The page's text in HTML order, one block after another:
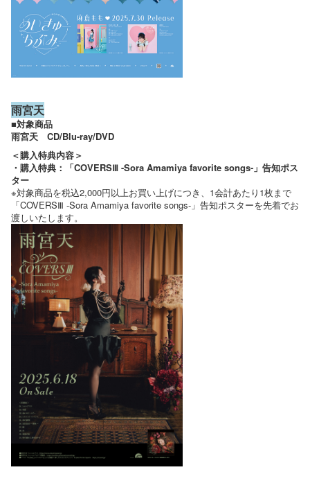
雨宮天
■対象商品
雨宮天 CD/Blu-ray/DVD
＜購入特典内容＞
・購入特典：「COVERSⅢ -Sora Amamiya favorite songs-」告知ポス
ター
※対象商品を税込2,000円以上お買い上げにつき、1会計あたり1枚まで
「COVERSⅢ -Sora Amamiya favorite songs-」告知ポスターを先着でお
渡しいたします。